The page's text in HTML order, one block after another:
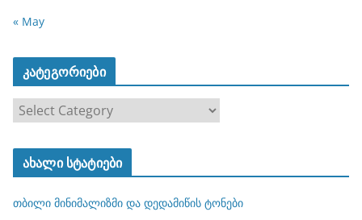
« May
კატეგორიები
ტ
ო
ახალი სტატიები
თბილი მინიმალიზმი და დედამიწის ტონები